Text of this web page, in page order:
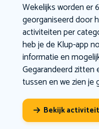
Wekelijks worden er
georganiseerd door
activiteiten per
heb je de Klup-app
informatie en
Gegarandeerd
tussen en we zien je
Bekijk